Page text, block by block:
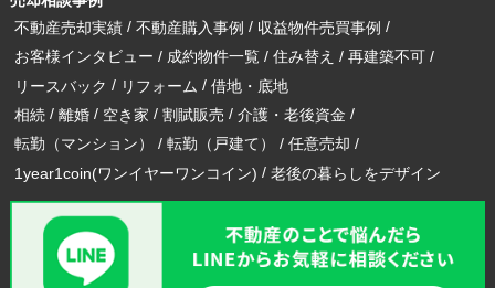
不動産売却実績
不動産購入事例
収益物件売買事例
お客様インタビュー
成約物件一覧 住み替え
再建築不可
リースバック
リフォーム
借地・底地
相続
離婚 空き家 割賦販売
介護・老後資金
転勤（マンション）
転勤（戸建て）
任意売却
1year1coin(ワンイヤーワンコイン)
老後の暮らしをデザイン